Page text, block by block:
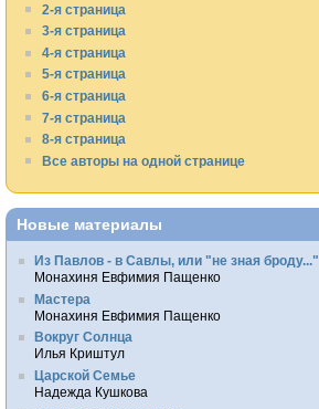
2-я страница
3-я страница
4-я страница
5-я страница
6-я страница
7-я страница
8-я страница
Все авторы на одной странице
Новые материалы
Из Павлов - в Савлы, или "не зная броду..."
Монахиня Евфимия Пащенко
Мастера
Монахиня Евфимия Пащенко
Вокруг Солнца
Илья Криштул
Царской Семье
Надежда Кушкова